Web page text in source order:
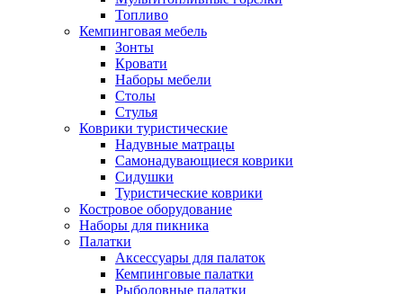
Топливо
Кемпинговая мебель
Зонты
Кровати
Наборы мебели
Столы
Стулья
Коврики туристические
Надувные матрацы
Самонадувающиеся коврики
Сидушки
Туристические коврики
Костровое оборудование
Наборы для пикника
Палатки
Аксессуары для палаток
Кемпинговые палатки
Рыболовные палатки